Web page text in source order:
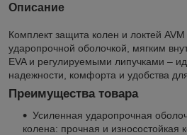
Описание
Комплект защита колен и локтей
ударопрочной оболочкой, мягким
EVA и регулируемыми липучками –
надежности, комфорта и удобства
Преимущества товара
Усиленная ударопрочная
колена: прочная и износостойкая